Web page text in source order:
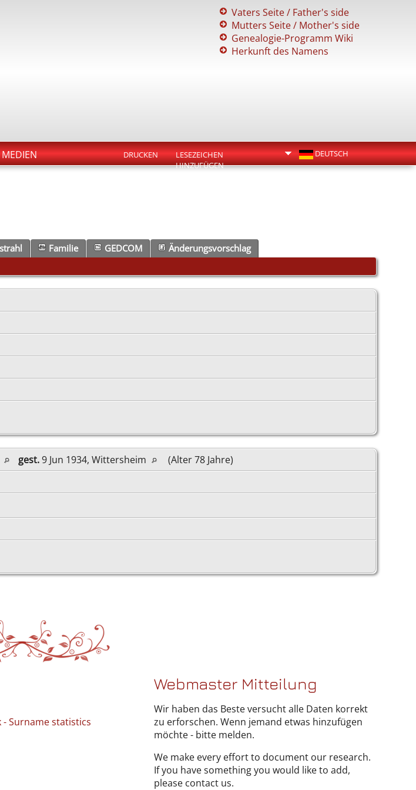
Vaters Seite / Father's side
Mutters Seite / Mother's side
Genealogie-Programm Wiki
Herkunft des Namens
MEDIEN
DRUCKEN
LESEZEICHEN
HINZUFÜGEN
DEUTSCH
Familie GEDCOM
Änderungsvorschlag
gest.9 Jun 1934, Wittersheim (Alter 78 Jahre)
Surname statistics
Webmaster Mitteilung
Wir haben das Beste versucht alle Daten korrekt
zu erforschen. Wenn jemand etwas hinzufügen
möchte - bitte melden.
We make every effort to document our research.
If you have something you would like to add,
please contact us.